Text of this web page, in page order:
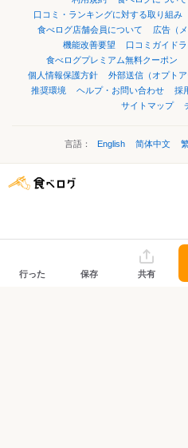
口コミ・ランキングに対する取り組み
食べログ店舗会員について
広告（
機能改善要望
口コミガイド
食べログプレミアム無料クーポン
個人情報保護方針
外部送信（オプトア
推奨環境
ヘルプ・お問い合わせ 採
サイトマップ
言語： English 简体中文
行った 保存 共有